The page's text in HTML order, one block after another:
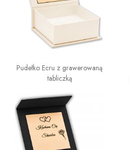
Pudełko Ecru z grawerowaną
tabliczką